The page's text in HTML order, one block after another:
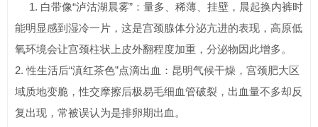
1. 白带像“泸沽湖晨雾”：量多、稀薄、挂壁，晨起换内裤时
能明显感到湿冷一片，这是宫颈腺体分泌亢进的表现，高原低
氧环境会让宫颈柱状上皮外翻程度加重，分泌物因此增多。
2. 性生活后“滇红茶色”点滴出血：昆明气候干燥，宫颈肥大区
域质地变脆，性交摩擦后极易毛细血管破裂，出血量不多却反
复出现，常被误认为是排卵期出血。